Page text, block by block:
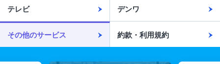
テレビ デンワ
その他のサービス 約款・利用規約